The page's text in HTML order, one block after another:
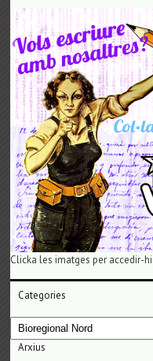
Clicka les imatges per accedir-hi
Categories
Categories
Arxius